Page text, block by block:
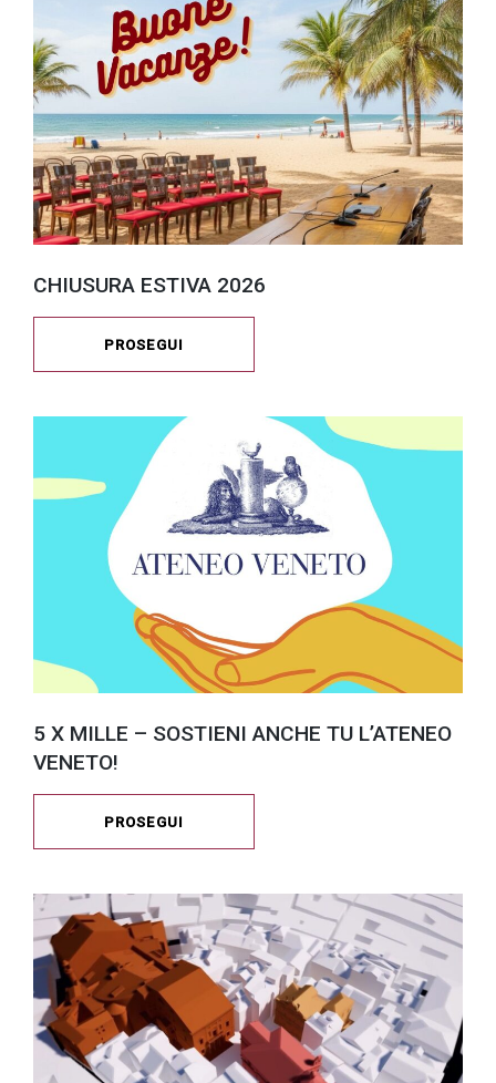
CHIUSURA ESTIVA 2026
PROSEGUI
5 X MILLE – SOSTIENI ANCHE TU L’ATENEO
VENETO!
PROSEGUI